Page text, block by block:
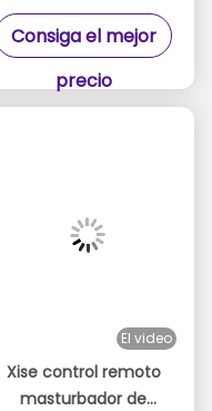
falso múltiples
funciones OEM/ODM
Consiga el mejor
precio
El video
Xise control remoto
masturbador de